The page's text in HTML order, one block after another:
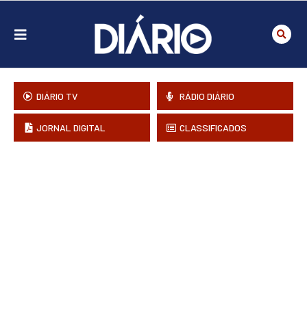
DIÁRIO TV RÁDIO DIÁRIO
JORNAL DIGITAL CLASSIFICADOS